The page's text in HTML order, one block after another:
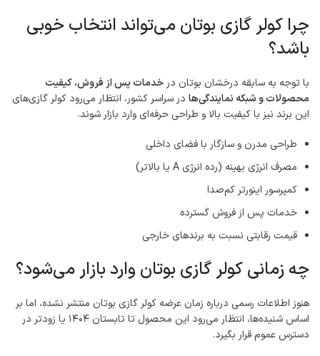
چرا کولر گازی بوتان می‌تواند انتخاب خوبی
باشد؟
با توجه به سابقه درخشان بوتان در خدمات پس از فروش، کیفیت
محصولات و شبکه نمایندگی‌ها در سراسر کشور، انتظار می‌رود کولر گازی‌های
این برند نیز با کیفیت بالا و طراحی حرفه‌ای وارد بازار شوند.
طراحی مدرن و سازگار با فضای داخلی
مصرف انرژی بهینه (رده انرژی A یا بالاتر)
کمپرسور اینورتر کم‌صدا
خدمات پس از فروش گسترده
قیمت رقابتی نسبت به برندهای خارجی
چه زمانی کولر گازی بوتان وارد بازار می‌شود؟
هنوز اطلاعات رسمی درباره زمان عرضه کولر گازی بوتان منتشر نشده، اما بر
اساس شنیده‌ها، انتظار می‌رود این محصول تا تابستان ۱۴۰۴ یا زودتر در
دسترس عموم قرار بگیرد.